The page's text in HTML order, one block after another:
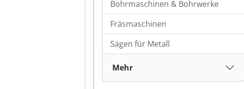
Bohrmaschinen & Bohrwerke
Fräsmaschinen
Sägen für Metall
Mehr